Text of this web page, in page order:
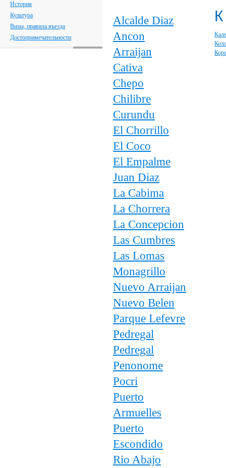
История
Культура
Визы, правила въезда
Достопримечательности
Alcalde Diaz
Ancon
Arraijan
Cativa
Chepo
Chilibre
Curundu
El Chorrillo
El Coco
El Empalme
Juan Diaz
La Cabima
La Chorrera
La Concepcion
Las Cumbres
Las Lomas
Monagrillo
Nuevo Arraijan
Nuevo Belen
Parque Lefevre
Pedregal
Pedregal
Penonome
Pocri
Puerto
Armuelles
Puerto
Escondido
Rio Abajo
К